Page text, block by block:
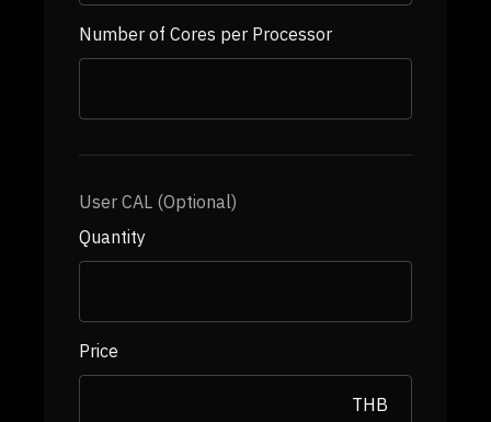
Number of Cores per Processor
User CAL (Optional)
Quantity
Price
THB